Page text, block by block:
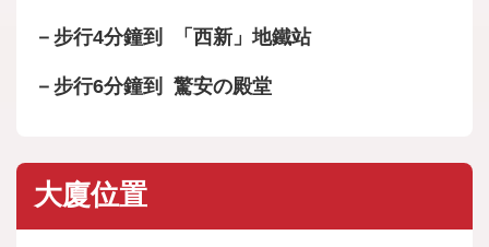
－步行4分鐘到 「西新」地鐵站
－步行6分鐘到 驚安の殿堂
大廈位置